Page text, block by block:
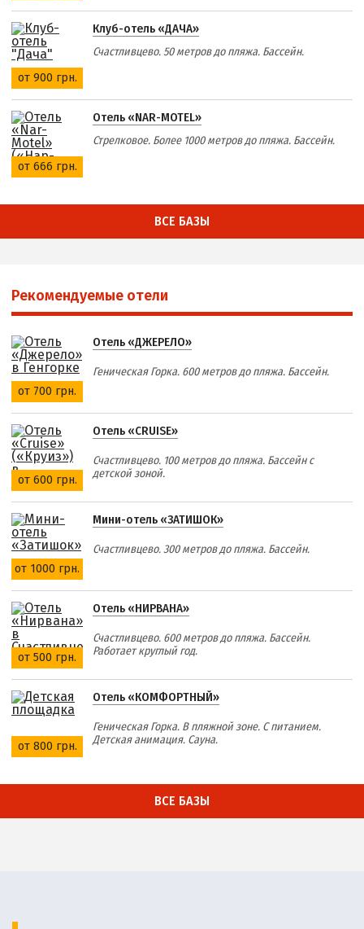
от 900 грн.
Клуб-отель «ДАЧА»
Счастливцево. 50 метров до пляжа. Бассейн.
от 666 грн.
Отель «NAR-MOTEL»
Стрелковое. Более 1000 метров до пляжа. Бассейн.
ВСЕ БАЗЫ
Рекомендуемые отели
от 700 грн.
Отель «ДЖЕРЕЛО»
Геническая Горка. 600 метров до пляжа. Бассейн.
от 600 грн.
Отель «CRUISE»
Счастливцево. 100 метров до пляжа. Бассейн с
детской зоной.
от 1000 грн.
Мини-отель «ЗАТИШОК»
Счастливцево. 300 метров до пляжа. Бассейн.
от 500 грн.
Отель «НИРВАНА»
Счастливцево. 600 метров до пляжа. Бассейн.
Работает круглый год.
от 800 грн.
Отель «КОМФОРТНЫЙ»
Геническая Горка. В пляжной зоне. С питанием.
Детская анимация. Сауна.
ВСЕ БАЗЫ